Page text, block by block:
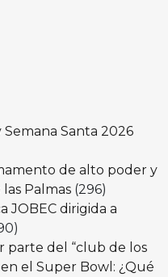
Santa 2026
de alto poder y
Palmas (296)
JOBEC dirigida a
parte del “club de los
el Super Bowl: ¿Qué